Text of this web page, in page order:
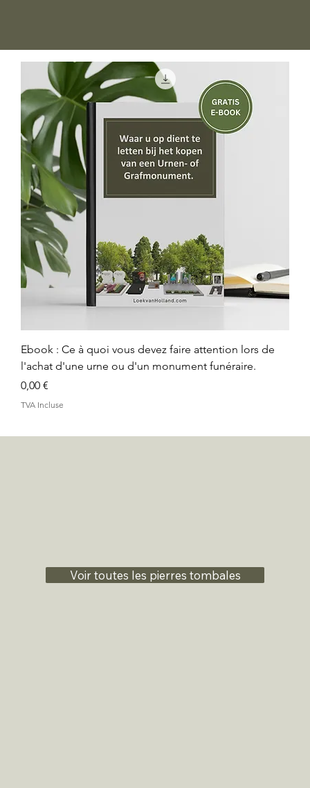
Ebook : Ce à quoi vous devez faire attention lors de
l'achat d'une urne ou d'un monument funéraire.
Prix
0,00 €
TVA Incluse
Voir toutes les pierres tombales